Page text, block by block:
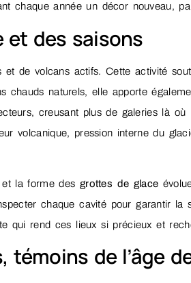
chaque année un décor nouveau,
et des saisons
et de volcans actifs. Cette activité
chauds naturels, elle apporte
creusant plus de galeries là
volcanique, pression interne du
et la forme des grottes de glace
chaque cavité pour garantir la
qui rend ces lieux si précieux et
témoins de l’âge